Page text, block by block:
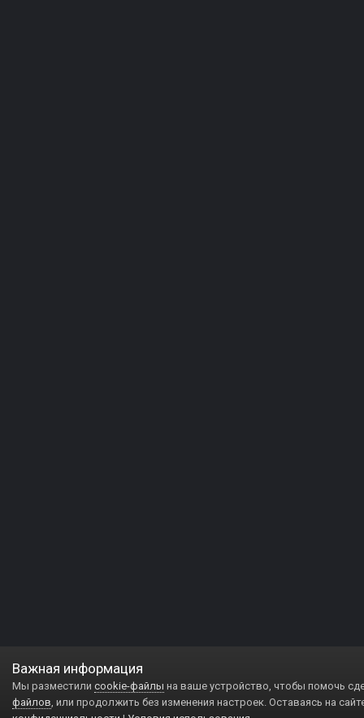
Важная информация
Мы разместили cookie-файлы на ваше устройство, чтобы помочь
файлов, или продолжить без изменения настроек. Оставаясь на